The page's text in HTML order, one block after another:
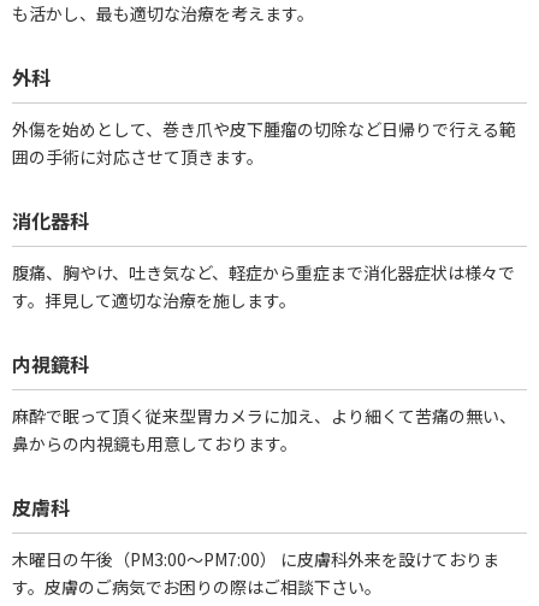
も活かし、最も適切な治療を考えます。
外科
外傷を始めとして、巻き爪や皮下腫瘤の切除など日帰りで行える範
囲の手術に対応させて頂きます。
消化器科
腹痛、胸やけ、吐き気など、軽症から重症まで消化器症状は様々で
す。拝見して適切な治療を施します。
内視鏡科
麻酔で眠って頂く従来型胃カメラに加え、より細くて苦痛の無い、
鼻からの内視鏡も用意しております。
皮膚科
木曜日の午後（PM3:00～PM7:00） に皮膚科外来を設けておりま
す。皮膚のご病気でお困りの際はご相談下さい。